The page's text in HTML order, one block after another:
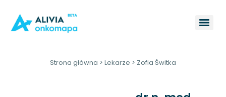
Strona główna > Lekarze > Zofia Świtka